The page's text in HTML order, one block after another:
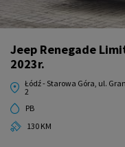
Jeep Renegade
2023r.
Łódź - Starowa Góra, ul.
2
PB
130 KM